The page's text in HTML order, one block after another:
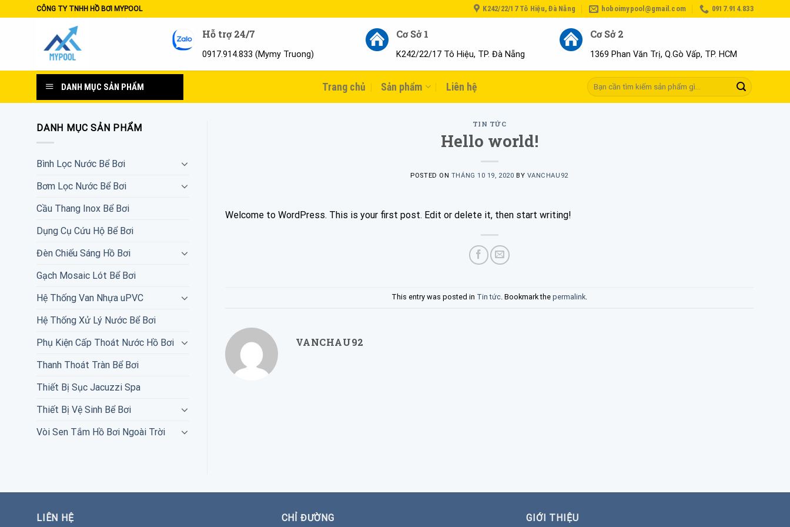
to
CÔNG TY TNHH HỒ BƠI MYPOOL K242/22/17 Tô Hiệu, Đà Nẵng hoboimypool@gmail.com 0917.914.833
Hỗ trợ 24/7
0917.914.833 (Mymy Truong)
Cơ Sở 1
K242/22/17 Tô Hiệu, TP. Đà Nẵng
Cơ Sở 2
1369 Phan Văn Trị, Q.Gò Vấp, TP. HCM
DANH MỤC SẢN PHẨM Trang chủ Sản phẩm Liên hệ
Tìm
kiếm:
DANH MỤC SẢN PHẨM
Bình Lọc Nước Bể Bơi
Bơm Lọc Nước Bể Bơi
Cầu Thang Inox Bể Bơi
Dụng Cụ Cứu Hộ Bể Bơi
Đèn Chiếu Sáng Hồ Bơi
Gạch Mosaic Lót Bể Bơi
Hệ Thống Van Nhựa uPVC
Hệ Thống Xử Lý Nước Bể Bơi
Phụ Kiện Cấp Thoát Nước Hồ Bơi
Thanh Thoát Tràn Bể Bơi
Thiết Bị Sục Jacuzzi Spa
Thiết Bị Vệ Sinh Bể Bơi
Vòi Sen Tắm Hồ Bơi Ngoài Trời
TIN TỨC
Hello world!
POSTED ON THÁNG 10 19, 2020 BY VANCHAU92
Welcome to WordPress. This is your first post. Edit or delete it, then start writing!
This entry was posted in Tin tức . Bookmark the permalink
VANCHAU92
LIÊN HỆ CHỈ ĐƯỜNG GIỚI THIỆU